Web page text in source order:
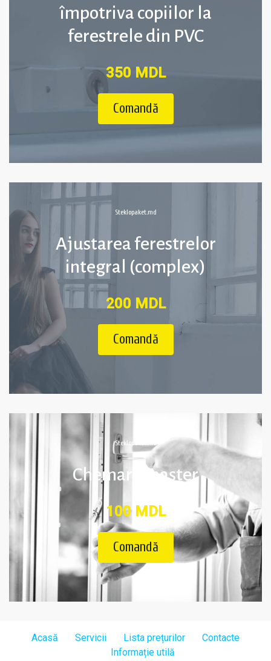
împotriva copiilor la
ferestrele din PVC
350 MDL
Comandă
Steklopaket.md
Ajustarea ferestrelor
integral (complex)
200 MDL
Comandă
Steklopaket.md
Chemare mașter
100 MDL
Comandă
Acasă Servicii Lista prețurilor
Contacte
Informație utilă